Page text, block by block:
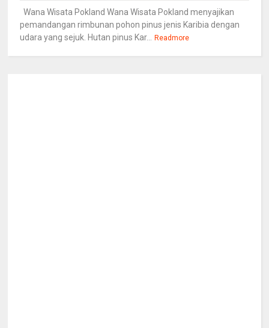
Wana Wisata Pokland Wana Wisata Pokland menyajikan
pemandangan rimbunan pohon pinus jenis Karibia dengan
udara yang sejuk. Hutan pinus Kar... Readmore